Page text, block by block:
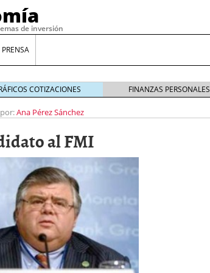
de inversión
¿Por qué el Préstamo Promotor privado
12 de diciembre de 2025
aprovechar esta opción para gestionar tus
de 2025
es una decisión financiera: cómo anticiparte
COTIZACIONES FINANZAS PERSONALES
Ana Pérez Sánchez
al FMI